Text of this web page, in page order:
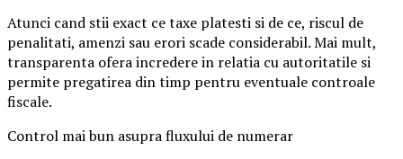
Atunci cand stii exact ce taxe platesti si de ce, riscul de
penalitati, amenzi sau erori scade considerabil. Mai mult,
transparenta ofera incredere in relatia cu autoritatile si
permite pregatirea din timp pentru eventuale controale
fiscale.
Control mai bun asupra fluxului de numerar